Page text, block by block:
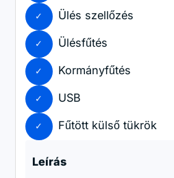
Ülés szellőzés
Ülésfűtés
Kormányfűtés
USB
Fűtött külső tükrök
Leírás